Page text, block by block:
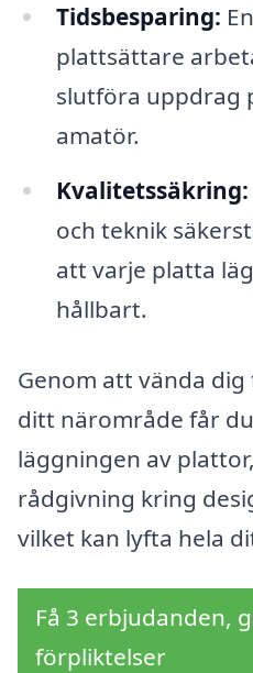
Tidsbesparing:
plattsättare
slutföra uppdrag
amatör.
Kvalitetssäkring:
och teknik
att varje platta
hållbart.
Genom att vända
ditt närområde får
läggningen av
rådgivning kring
vilket kan lyfta hela
Få 3 erbjudanden,
förpliktelser